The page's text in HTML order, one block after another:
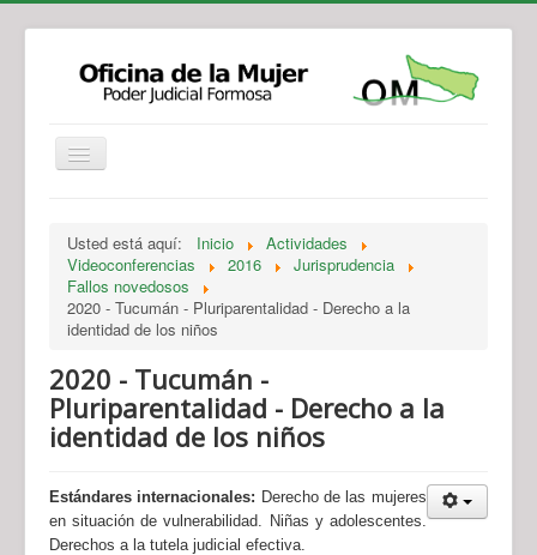
Legislación
Novedades
Recursos y Servicios de Atención
Usted está aquí: Inicio
Actividades
Videoconferencias
2016
Jurisprudencia
Fallos novedosos
2020 - Tucumán - Pluriparentalidad - Derecho a la
identidad de los niños
2020 - Tucumán -
Pluriparentalidad - Derecho a la
identidad de los niños
Estándares internacionales: Derecho de las mujeres
en situación de vulnerabilidad. Niñas y adolescentes.
Derechos a la tutela judicial efectiva.